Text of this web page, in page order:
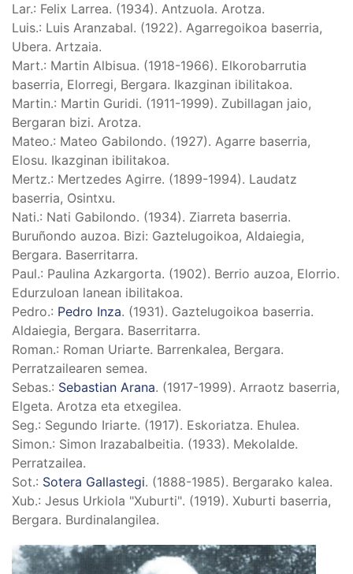
Lar.: Felix Larrea. (1934). Antzuola. Arotza.
Luis.: Luis Aranzabal. (1922). Agarregoikoa baserria,
Ubera. Artzaia.
Mart.: Martin Albisua. (1918-1966). Elkorobarrutia
baserria, Elorregi, Bergara. Ikazginan ibilitakoa.
Martin.: Martin Guridi. (1911-1999). Zubillagan jaio,
Bergaran bizi. Arotza.
Mateo.: Mateo Gabilondo. (1927). Agarre baserria,
Elosu. Ikazginan ibilitakoa.
Mertz.: Mertzedes Agirre. (1899-1994). Laudatz
baserria, Osintxu.
Nati.: Nati Gabilondo. (1934). Ziarreta baserria.
Buruñondo auzoa. Bizi: Gaztelugoikoa, Aldaiegia,
Bergara. Baserritarra.
Paul.: Paulina Azkargorta. (1902). Berrio auzoa, Elorrio.
Edurzuloan lanean ibilitakoa.
Pedro.: Pedro Inza. (1931). Gaztelugoikoa baserria.
Aldaiegia, Bergara. Baserritarra.
Roman.: Roman Uriarte. Barrenkalea, Bergara.
Perratzailearen semea.
Sebas.: Sebastian Arana. (1917-1999). Arraotz baserria,
Elgeta. Arotza eta etxegilea.
Seg.: Segundo Iriarte. (1917). Eskoriatza. Ehulea.
Simon.: Simon Irazabalbeitia. (1933). Mekolalde.
Perratzailea.
Sot.: Sotera Gallastegi. (1888-1985). Bergarako kalea.
Xub.: Jesus Urkiola "Xuburti". (1919). Xuburti baserria,
Bergara. Burdinalangilea.